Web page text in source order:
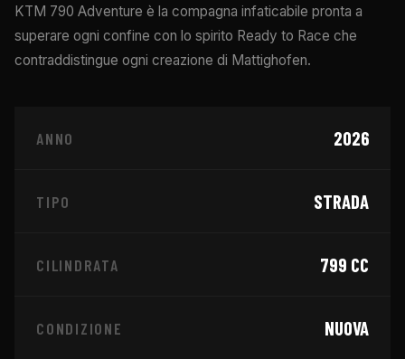
KTM 790 Adventure è la compagna infaticabile pronta a
superare ogni confine con lo spirito Ready to Race che
contraddistingue ogni creazione di Mattighofen.
ANNO 2026
TIPO STRADA
CILINDRATA 799 CC
CONDIZIONE NUOVA